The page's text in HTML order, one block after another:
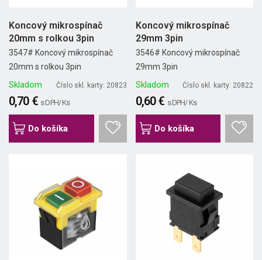
Koncový mikrospínač
20mm s rolkou 3pin
3547# Koncový mikrospínač
20mm s rolkou 3pin
Skladom Číslo skl. karty: 20823
0,70 € s DPH/ Ks
Do košíka
Koncový mikrospínač
29mm 3pin
3546# Koncový mikrospínač
29mm 3pin
Skladom Číslo skl. karty: 20822
0,60 € s DPH/ Ks
Do košíka